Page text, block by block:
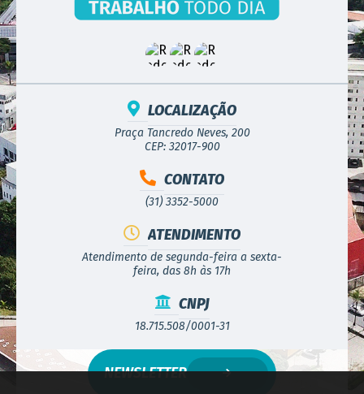
LOCALIZAÇÃO
Praça Tancredo Neves, 200
CEP: 32017-900
CONTATO
(31) 3352-5000
ATENDIMENTO
Atendimento de segunda-feira a sexta-
feira, das 8h às 17h
CNPJ
18.715.508/0001-31
NEWSLETTER